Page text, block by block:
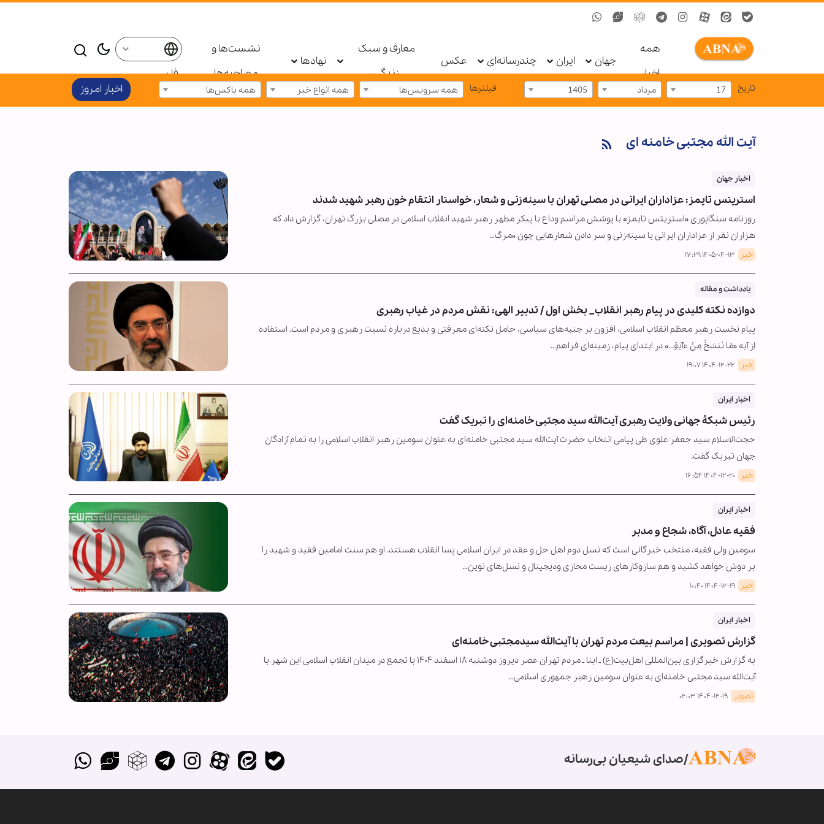
همه
اخبار
جهان ایران چندرسانه‌ای عکس
معارف و سبک
زندگی
نهادها
نشست‌ها و
مصاحبه‌ها
فارسی
تاریخ 17 مرداد 1405 فیلترها همه سرویس‌ها همه انواع خبر همه باکس‌ها اخبار امروز
آیت الله مجتبی خامنه ای
اخبار جهان
استریتس تایمز: عزاداران ایرانی در مصلی تهران با سینه‌زنی و شعار، خواستار انتقام خون رهبر شهید شدند
روزنامه سنگاپوری «استریتس تایمز» با پوشش مراسم وداع با پیکر مطهر رهبر شهید انقلاب اسلامی در مصلی بزرگ تهران، گزارش داد که
هزاران نفر از عزاداران ایرانی با سینه‌زنی و سر دادن شعارهایی چون «مرگ…
خبر ۱۴۰۵-۰۴-۱۳ ۱۷:۲۹
یادداشت و مقاله
دوازده نکته کلیدی در پیام رهبر انقلاب_ بخش اول / تدبیر الهی: نقش مردم در غیاب رهبری
پیام نخست رهبر معظم انقلاب اسلامی، افزون بر جنبه‌های سیاسی، حامل نکته‌ای معرفتی و بدیع درباره نسبت رهبری و مردم است. استفاده
از آیه «مَا نَنسَخْ مِنْ ءَآیَةٍ...» در ابتدای پیام، زمینه‌ای فراهم…
خبر ۱۴۰۴-۱۲-۲۲ ۱۹:۰۷
اخبار ایران
رئیس شبکۀ جهانی ولایت رهبری آیت‌الله سید مجتبی خامنه‌ای را تبریک گفت
حجت‌الاسلام سید جعفر علوی طی پیامی انتخاب حضرت آیت‌الله سید مجتبی خامنه‌ای به عنوان سومین رهبر انقلاب اسلامی را به تمام آزادگان
جهان تبریک گفت.
خبر ۱۴۰۴-۱۲-۲۰ ۱۶:۵۴
اخبار ایران
فقیه عادل، آگاه، شجاع و مدبر
سومین ولی فقیه، منتخب خبرگانی است که نسل دوم اهل حل و عقد در ایران اسلامی پسا انقلاب هستند. او هم سنت امامین فقید و شهید را
بر دوش خواهد کشید و هم سازوکارهای زیست مجازی ودیجیتال و نسل‌های نوین…
خبر ۱۴۰۴-۱۲-۱۹ ۱۰:۴۰
اخبار ایران
گزارش تصویری | مراسم بیعت مردم تهران با آیت‌الله سیدمجتبی خامنه‌ای
به گزارش خبرگزاری بین‌المللی اهل‌بیت(ع) ـ ابنا ـ مردم تهران عصر دیروز دوشنبه ۱۸ اسفند ۱۴۰۴ با تجمع در میدان انقلاب اسلامی این شهر با
آیت‌الله سید مجتبی خامنه‌ای به عنوان سومین رهبر جمهوری اسلامی…
تصویر ۱۴۰۴-۱۲-۱۹ ۰۲:۰۳
صدای شیعیان بی‌رسانه